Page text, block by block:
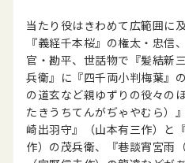
当たり役はきわめて広範囲に
『義経千本桜』の権太・忠信
官・勘平、世話物で『髪結新
兵衛』に『四千両小判梅葉』
の道玄など親ゆずりの役々の
たきうちてんがぢゃやむら）
崎出羽守』（山本有三作）と
作）の茂兵衛、『巷談宵宮雨